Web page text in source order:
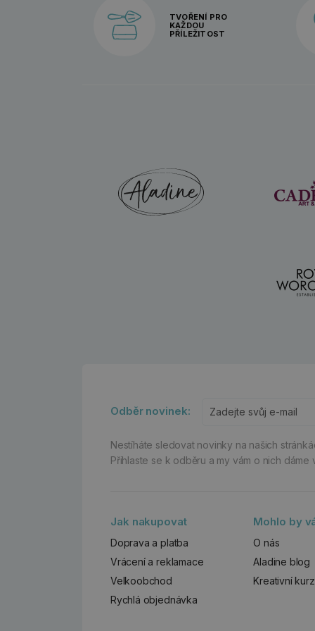
TVOŘENÍ PRO
KAŽDOU
PŘÍLEŽITOST
Odběr novinek:
Nestíháte sledovat novinky na našich
Přihlaste se k odběru a my vám o nich dáme
Jak nakupovat
Doprava a platba
Vrácení a reklamace
Velkoobchod
Rychlá objednávka
Mohlo by
O nás
Aladine blog
Kreativní